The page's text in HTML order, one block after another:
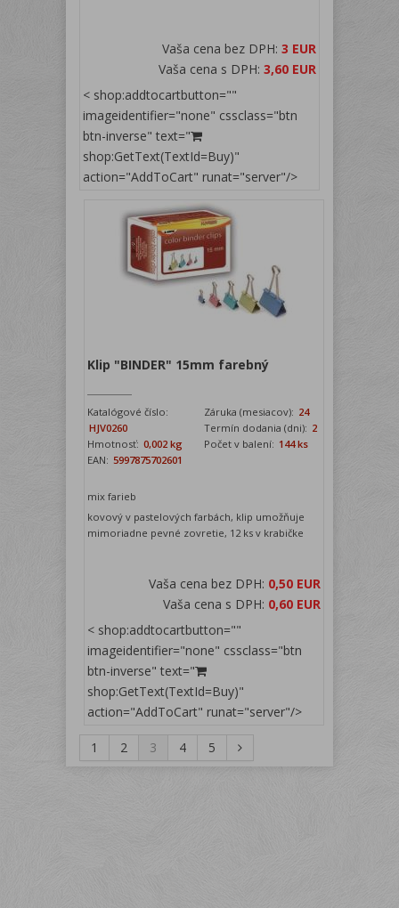
Vaša cena bez DPH: 3 EUR
Vaša cena s DPH: 3,60 EUR
< shop:addtocartbutton=""
imageidentifier="none" cssclass="btn
btn-inverse" text="
shop:GetText(TextId=Buy)"
action="AddToCart" runat="server"/>
Klip "BINDER" 15mm farebný
Katalógové číslo:
HJV0260
Záruka (mesiacov): 24
Termín dodania (dni): 2
Hmotnosť: 0,002 kg Počet v balení: 144 ks
EAN: 5997875702601
mix farieb
kovový v pastelových farbách, klip umožňuje
mimoriadne pevné zovretie, 12 ks v krabičke
Vaša cena bez DPH: 0,50 EUR
Vaša cena s DPH: 0,60 EUR
< shop:addtocartbutton=""
imageidentifier="none" cssclass="btn
btn-inverse" text="
shop:GetText(TextId=Buy)"
action="AddToCart" runat="server"/>
1 2 3 4 5